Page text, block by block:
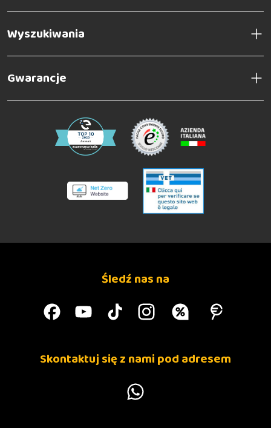
Wyszukiwania
Gwarancje
Śledź nas na
Skontaktuj się z nami pod adresem